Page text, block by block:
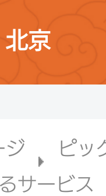
京
ジ
ピッ
サービス